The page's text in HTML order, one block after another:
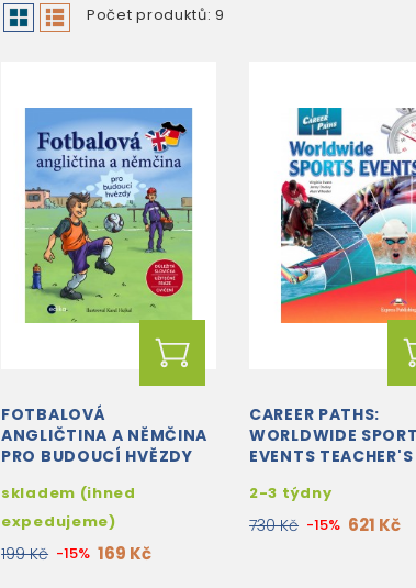
Počet produktů: 9
FOTBALOVÁ
ANGLIČTINA A NĚMČINA
PRO BUDOUCÍ HVĚZDY
skladem (ihned
expedujeme)
199 Kč -15% 169 Kč
CAREER PATHS:
WORLDWIDE
EVENTS TEACHER'S
BOOK + CROSS-
PLATFORM...
2-3 týdny
730 Kč -15% 621 Kč